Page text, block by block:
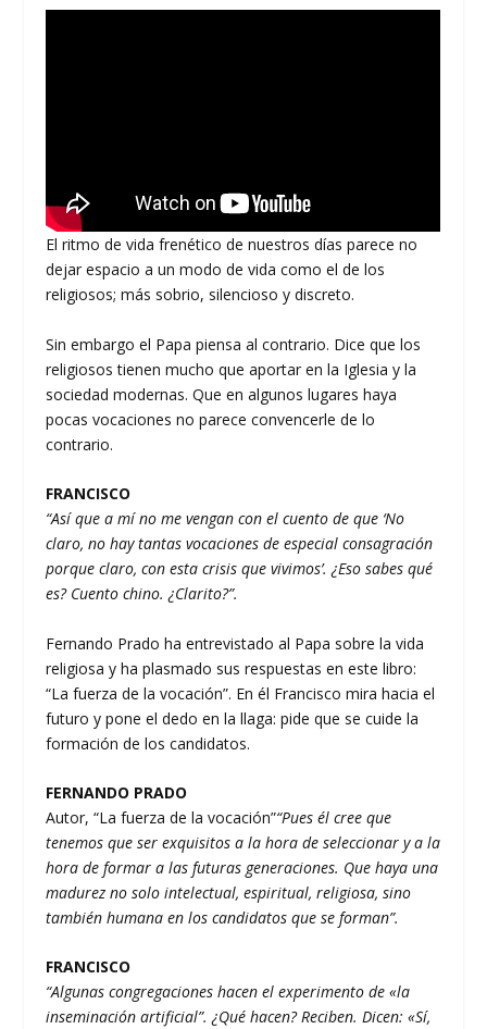
El ritmo de vida frenético de nuestros días parece no
dejar espacio a un modo de vida como el de los
religiosos; más sobrio, silencioso y discreto.
Sin embargo el Papa piensa al contrario. Dice que los
religiosos tienen mucho que aportar en la Iglesia y la
sociedad modernas. Que en algunos lugares haya
pocas vocaciones no parece convencerle de lo
contrario.
FRANCISCO
“Así que a mí no me vengan con el cuento de que ‘No
claro, no hay tantas vocaciones de especial consagración
porque claro, con esta crisis que vivimos’. ¿Eso sabes qué
es? Cuento chino. ¿Clarito?”.
Fernando Prado ha entrevistado al Papa sobre la vida
religiosa y ha plasmado sus respuestas en este libro:
“La fuerza de la vocación”. En él Francisco mira hacia el
futuro y pone el dedo en la llaga: pide que se cuide la
formación de los candidatos.
FERNANDO PRADO
Autor, “La fuerza de la vocación”“Pues él cree que
tenemos que ser exquisitos a la hora de seleccionar y a la
hora de formar a las futuras generaciones. Que haya una
madurez no solo intelectual, espiritual, religiosa, sino
también humana en los candidatos que se forman”.
FRANCISCO
“Algunas congregaciones hacen el experimento de «la
inseminación artificial”. ¿Qué hacen? Reciben. Dicen: «Sí,